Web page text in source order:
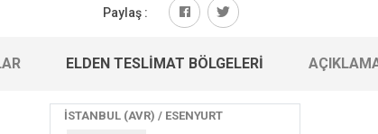
Paylaş :
ELDEN TESLIMAT BÖLGELERI
İSTANBUL (AVR) / ESENYURT